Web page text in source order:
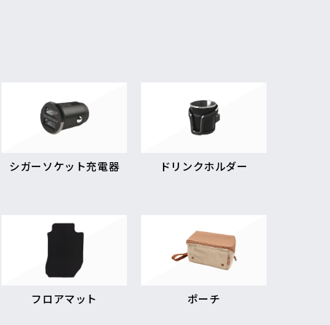
シガーソケット充電器 ドリンクホルダー
フロアマット ポーチ